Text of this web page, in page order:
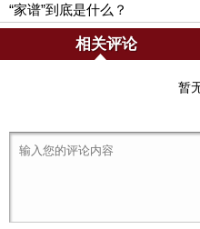
“家谱”到底是什么？
相关评论
暂